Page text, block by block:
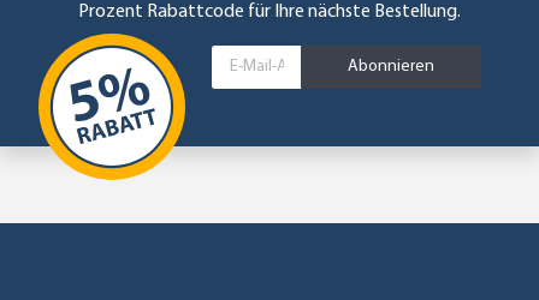
Prozent Rabattcode für Ihre nächste Bestellung.
Abonnieren